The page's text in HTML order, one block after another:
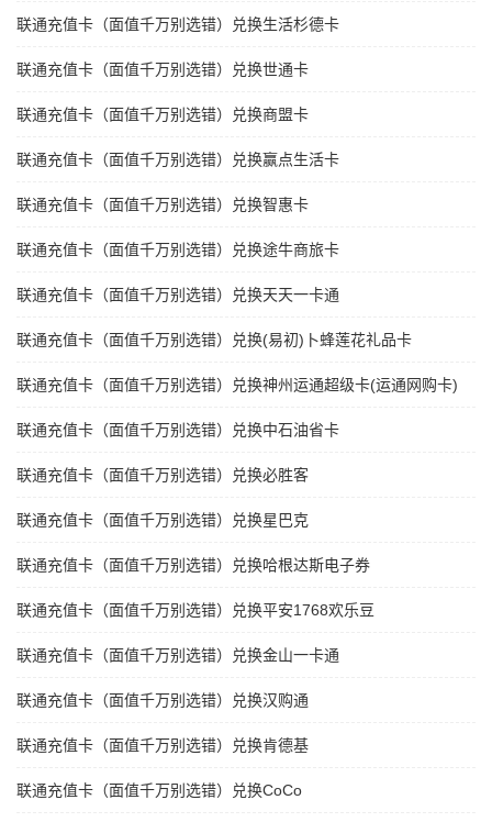
联通充值卡（面值千万别选错）兑换生活杉德卡
联通充值卡（面值千万别选错）兑换世通卡
联通充值卡（面值千万别选错）兑换商盟卡
联通充值卡（面值千万别选错）兑换赢点生活卡
联通充值卡（面值千万别选错）兑换智惠卡
联通充值卡（面值千万别选错）兑换途牛商旅卡
联通充值卡（面值千万别选错）兑换天天一卡通
联通充值卡（面值千万别选错）兑换(易初)卜蜂莲花礼品卡
联通充值卡（面值千万别选错）兑换神州运通超级卡(运通网购卡)
联通充值卡（面值千万别选错）兑换中石油省卡
联通充值卡（面值千万别选错）兑换必胜客
联通充值卡（面值千万别选错）兑换星巴克
联通充值卡（面值千万别选错）兑换哈根达斯电子券
联通充值卡（面值千万别选错）兑换平安1768欢乐豆
联通充值卡（面值千万别选错）兑换金山一卡通
联通充值卡（面值千万别选错）兑换汉购通
联通充值卡（面值千万别选错）兑换肯德基
联通充值卡（面值千万别选错）兑换CoCo